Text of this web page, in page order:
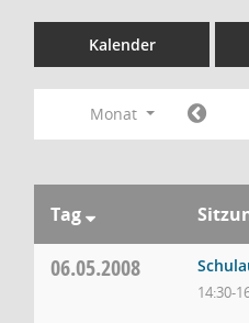
Kalender
Monat
Tag
06.05.2008
14:30-